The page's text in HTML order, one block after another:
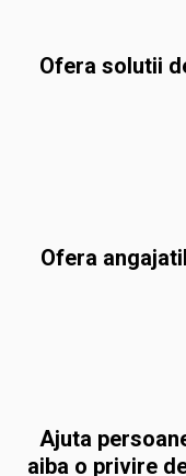
Ofera solutii
Ofera
Ajuta
aiba o privire